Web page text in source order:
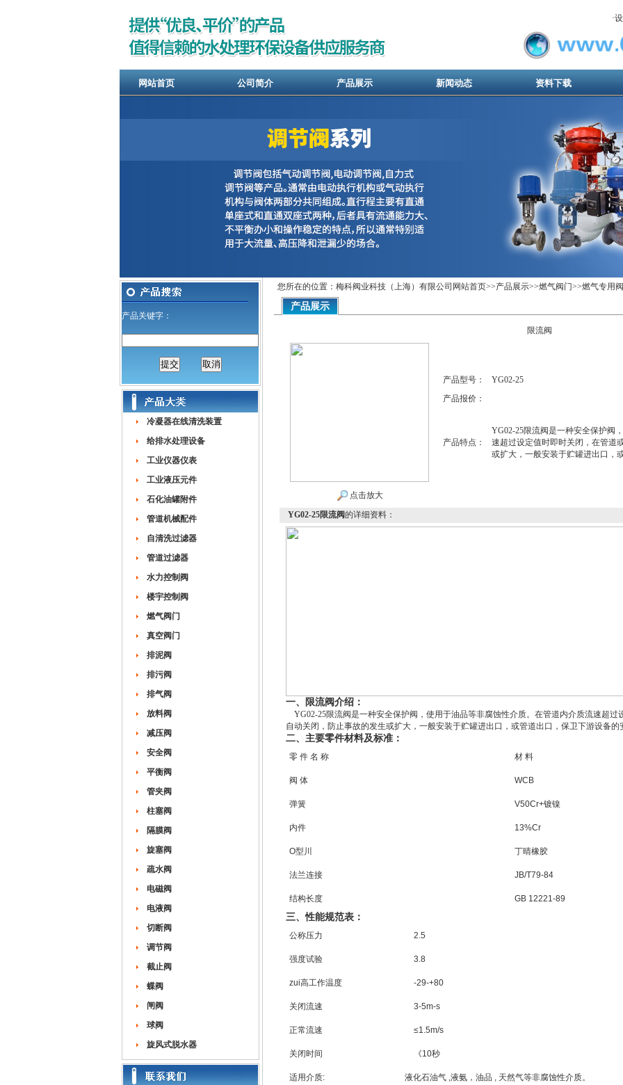
·
网站首页 公司简介 产品展示 新闻动态 资料下载
产品关键字：
冷凝器在线清洗装置
给排水处理设备
工业仪器仪表
工业液压元件
石化油罐附件
管道机械配件
自清洗过滤器
管道过滤器
水力控制阀
楼宇控制阀
燃气阀门
真空阀门
排泥阀
排污阀
排气阀
放料阀
减压阀
安全阀
平衡阀
管夹阀
柱塞阀
隔膜阀
旋塞阀
疏水阀
电磁阀
电液阀
切断阀
调节阀
截止阀
蝶阀
闸阀
球阀
旋风式脱水器
您所在的位置：梅科阀业科技（上海）有限公司网站首页>>产品展示>>燃气阀门>>燃气专用阀
产品展示
限流阀
点击放大
产品型号：
YG02-25
产品报价：
产品特点：
YG02-25限流阀是一种安全保护阀
速超过设定值时即时关闭，在管道
或扩大，一般安装于贮罐进出口，
YG02-25限流阀的详细资料：
一、限流阀介绍：
YG02-25限流阀是一种安全保护阀，使用于油品等非腐蚀性介质。在管道内介质流速超
自动关闭，防止事故的发生或扩大，一般安装于贮罐进出口，或管道出口，保卫下游设备的
二、主要零件材料及标准：
零 件 名 称 材 料
阀 体 WCB
弹簧 V50Cr+镀镍
内件 13%Cr
O型川 丁晴橡胶
法兰连接 JB/T79-84
结构长度 GB 12221-89
三、性能规范表：
公称压力 2.5
强度试验 3.8
zui高工作温度 -29-+80
关闭流速 3-5m-s
正常流速 ≤1.5m/s
关闭时间 《10秒
适用介质: 液化石油气 ,液氨，油品 , 天然气等非腐蚀性介质。